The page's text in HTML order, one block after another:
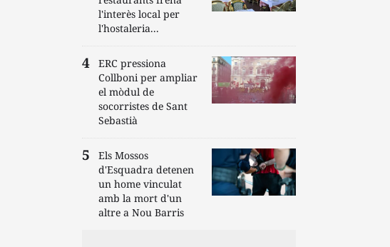
l'interès local per
l'hostaleria...
ERC pressiona
Collboni per ampliar
el mòdul de
socorristes de Sant
Sebastià
Els Mossos
d'Esquadra detenen
un home vinculat
amb la mort d'un
altre a Nou Barris